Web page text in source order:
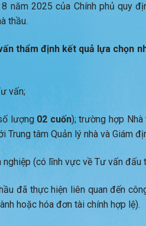
năm 2025 của Chính phủ quy
thầu.
thẩm định kết quả lựa chọn
vấn;
lượng 02 cuốn); trường hợp
Trung tâm Quản lý nhà và Giám
(có lĩnh vực về Tư vấn
đã thực hiện liên quan đến
hoặc hóa đơn tài chính hợp lệ).